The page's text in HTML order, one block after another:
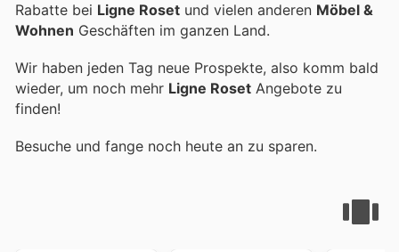
Rabatte bei Ligne Roset und vielen anderen Möbel &
Wohnen Geschäften im ganzen Land.
Wir haben jeden Tag neue Prospekte, also komm bald
wieder, um noch mehr Ligne Roset Angebote zu
finden!
Besuche und fange noch heute an zu sparen.